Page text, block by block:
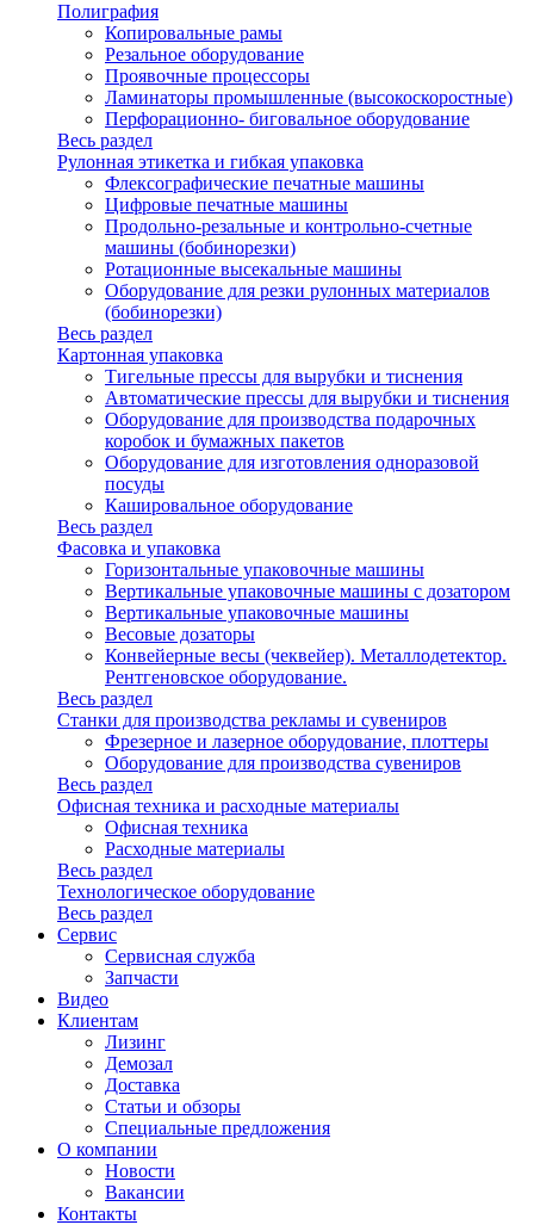
Полиграфия
Копировальные рамы
Резальное оборудование
Проявочные процессоры
Ламинаторы промышленные (высокоскоростные)
Перфорационно- биговальное оборудование
Весь раздел
Рулонная этикетка и гибкая упаковка
Флексографические печатные машины
Цифровые печатные машины
Продольно-резальные и контрольно-счетные
машины (бобинорезки)
Ротационные высекальные машины
Оборудование для резки рулонных материалов
(бобинорезки)
Весь раздел
Картонная упаковка
Тигельные прессы для вырубки и тиснения
Автоматические прессы для вырубки и тиснения
Оборудование для производства подарочных
коробок и бумажных пакетов
Оборудование для изготовления одноразовой
посуды
Кашировальное оборудование
Весь раздел
Фасовка и упаковка
Горизонтальные упаковочные машины
Вертикальные упаковочные машины с дозатором
Вертикальные упаковочные машины
Весовые дозаторы
Конвейерные весы (чеквейер). Металлодетектор.
Рентгеновское оборудование.
Весь раздел
Станки для производства рекламы и сувениров
Фрезерное и лазерное оборудование, плоттеры
Оборудование для производства сувениров
Весь раздел
Офисная техника и расходные материалы
Офисная техника
Расходные материалы
Весь раздел
Технологическое оборудование
Весь раздел
Сервис
Сервисная служба
Запчасти
Видео
Клиентам
Лизинг
Демозал
Доставка
Статьи и обзоры
Специальные предложения
О компании
Новости
Вакансии
Контакты